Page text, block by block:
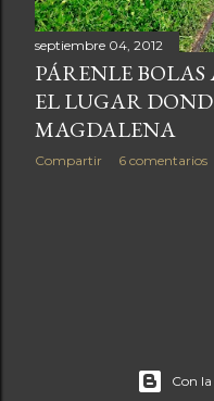
septiembre 04, 2012
PÁRENLE
EL LUGAR
MAGDALENA
Compartir 6 comentarios
Con